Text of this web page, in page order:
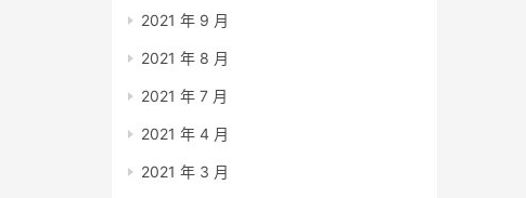
2021 年 9 月
2021 年 8 月
2021 年 7 月
2021 年 4 月
2021 年 3 月